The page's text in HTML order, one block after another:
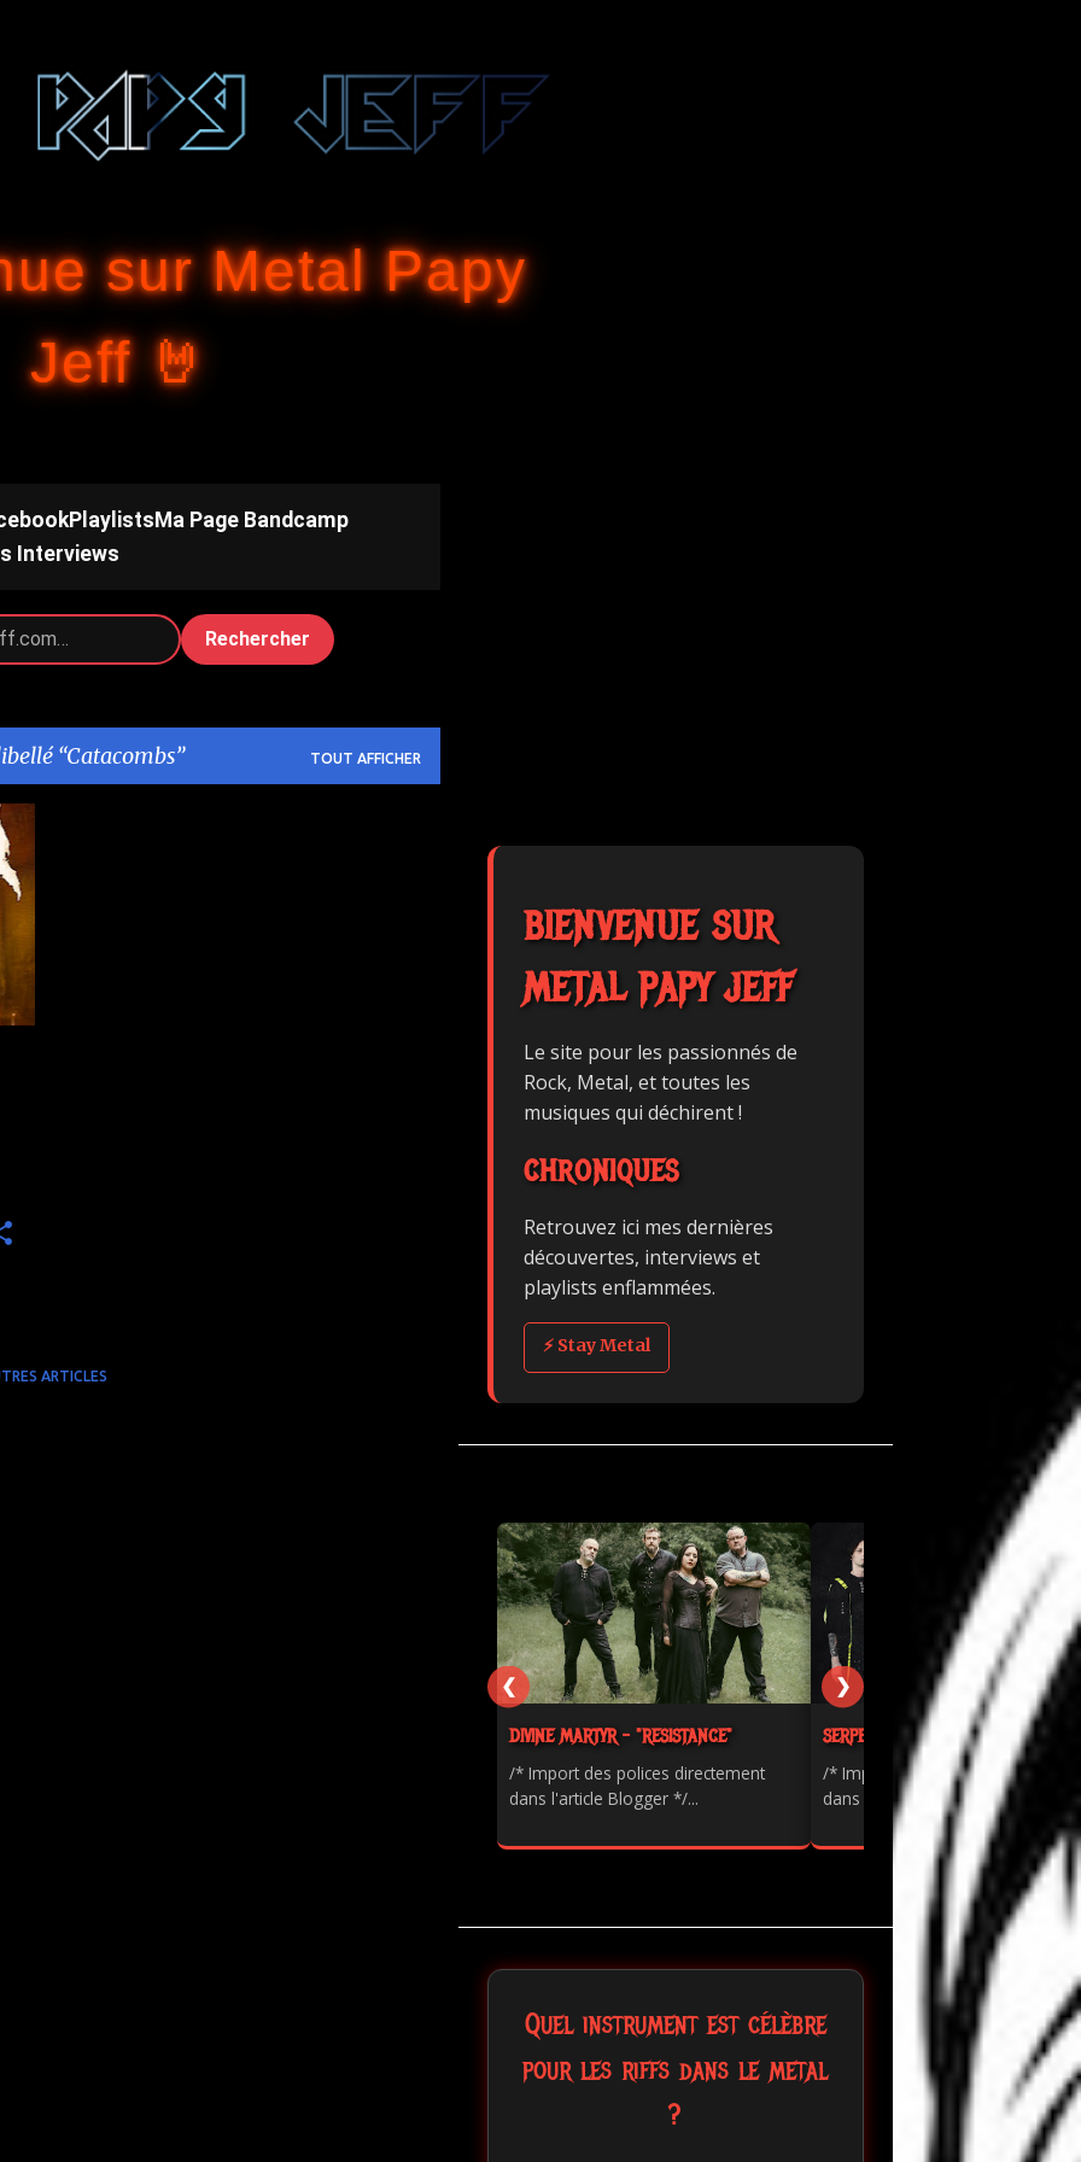
sur Metal Papy
Jeff 🤘
Playlists Ma Page Bandcamp
Interviews
Rechercher
Catacombs TOUT AFFICHER
ARTICLES
BIENVENUE SUR
METAL PAPY JEFF
Le site pour les passionnés de
Rock, Metal, et toutes les
musiques qui déchirent !
CHRONIQUES
Retrouvez ici mes dernières
découvertes, interviews et
playlists enflammées.
⚡ Stay Metal
DIVINE MARTYR - "RESISTANCE"
/* Import des polices directement
dans l'article Blogger */...
SERPENTS - "PAINKILLER"
/* Import des polices directement
dans l'article Blogger */...
❮ ❯
Quel instrument est célèbre
pour les riffs dans le metal
?